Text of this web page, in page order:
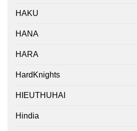
HAKU
HANA
HARA
HardKnights
HIEUTHUHAI
Hindia